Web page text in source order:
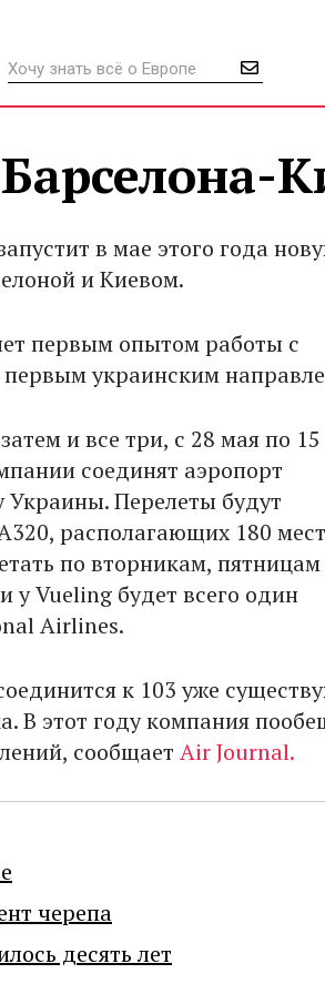
в мае этого года
и Киевом.
первым опытом работы с
украинским
и все три, с 28 мая по 15
соединят аэропорт
Украины. Перелеты будут
располагающих 180
по вторникам,
у Vueling будет всего один
Airlines.
к 103 уже
В этот году компания
сообщает Air Journal.
черепа
десять лет